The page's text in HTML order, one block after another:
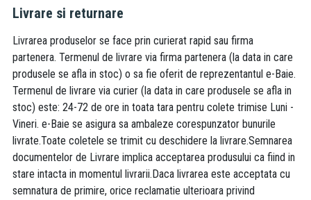
Livrare si returnare
Livrarea produselor se face prin curierat rapid sau firma
partenera. Termenul de livrare via firma partenera (la data in care
produsele se afla in stoc) o sa fie oferit de reprezentantul e-Baie.
Termenul de livrare via curier (la data in care produsele se afla in
stoc) este: 24-72 de ore in toata tara pentru colete trimise Luni -
Vineri. e-Baie se asigura sa ambaleze corespunzator bunurile
livrate.Toate coletele se trimit cu deschidere la livrare.Semnarea
documentelor de Livrare implica acceptarea produsului ca fiind in
stare intacta in momentul livrarii.Daca livrarea este acceptata cu
semnatura de primire, orice reclamatie ulterioara privind